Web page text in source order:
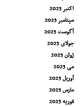
اکتبر 2023
سپتامبر 2023
آگوست 2023
جولای 2023
ژوئن 2023
می 2023
آوریل 2023
مارس 2023
فوریه 2023